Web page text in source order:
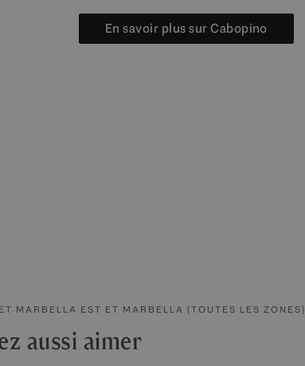
En savoir plus sur Cabopino
MARBELLA EST ET MARBELLA (TOUTES LES ZONES)
aussi aimer